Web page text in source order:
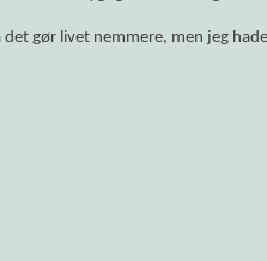
gør livet nemmere, men jeg